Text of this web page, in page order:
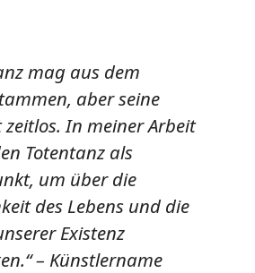
mag aus dem
aber seine
In meiner Arbeit
Totentanz als
um über die
des Lebens und die
Existenz
– Künstlername